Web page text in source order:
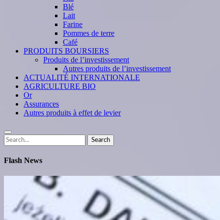
Blé
Lait
Farine
Pommes de terre
Café
PRODUITS BOURSIERS
Produits de l’investissement
Autres produits de l’investissement
ACTUALITÉ INTERNATIONALE
AGRICULTURE BIO
Or
Assurances
Autres produits à effet de levier
Search
for:
Search
Flash News